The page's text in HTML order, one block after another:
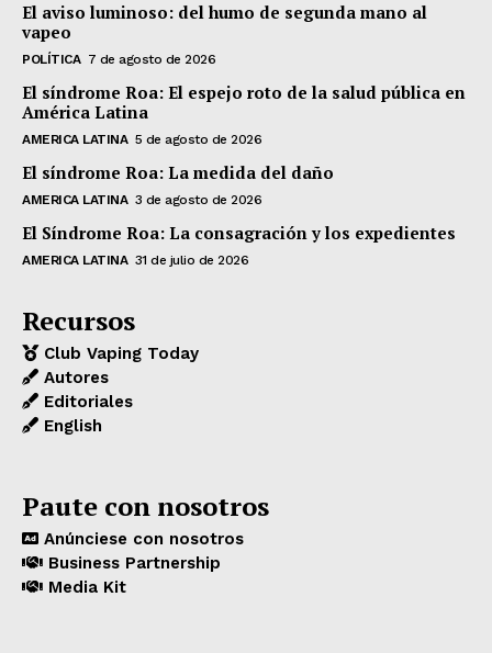
El aviso luminoso: del humo de segunda mano al
vapeo
POLÍTICA 7 de agosto de 2026
El síndrome Roa: El espejo roto de la salud pública en
América Latina
AMERICA LATINA 5 de agosto de 2026
El síndrome Roa: La medida del daño
AMERICA LATINA 3 de agosto de 2026
El Síndrome Roa: La consagración y los expedientes
AMERICA LATINA 31 de julio de 2026
Recursos
Club Vaping Today
Autores
Editoriales
English
Paute con nosotros
Anúnciese con nosotros
Business Partnership
Media Kit